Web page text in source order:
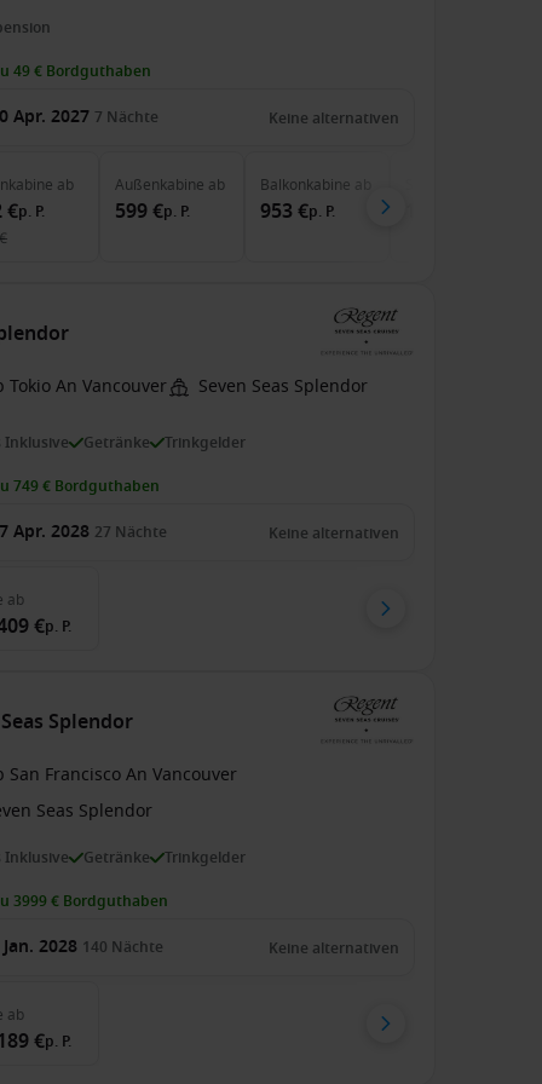
49 € Bordguthaben
Apr. 2027 7 Nächte Keine alternativen
ab
€p. P.
Außenkabine ab
599 €p. P.
Balkonkabine ab
953 €p. P.
Tokio An Vancouver Seven Seas Splendor
Inklusive Getränke Trinkgelder
749 € Bordguthaben
Apr. 2028 27 Nächte Keine alternativen
ab
€p. P.
Splendor
San Francisco An Vancouver
Seas Splendor
Inklusive Getränke Trinkgelder
3999 € Bordguthaben
2028 140 Nächte Keine alternativen
ab
€p. P.